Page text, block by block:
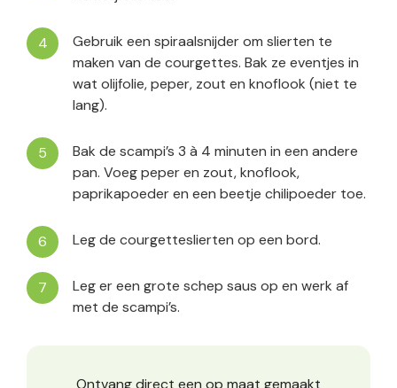
Gebruik een spiraalsnijder om slierten te
maken van de courgettes. Bak ze eventjes in
wat olijfolie, peper, zout en knoflook (niet te
lang).
Bak de scampi’s 3 à 4 minuten in een andere
pan. Voeg peper en zout, knoflook,
paprikapoeder en een beetje chilipoeder toe.
Leg de courgetteslierten op een bord.
Leg er een grote schep saus op en werk af
met de scampi’s.
Ontvang direct een op maat gemaakt